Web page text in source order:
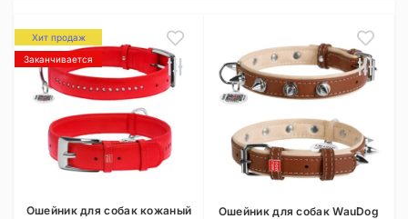
Хит продаж
Заканчивается
Ошейник для собак кожаный
Ошейник для собак WauDog